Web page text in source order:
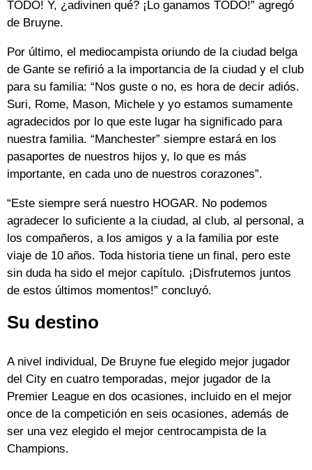
TODO! Y, ¿adivinen qué? ¡Lo ganamos TODO!” agregó
de Bruyne.
Por último, el mediocampista oriundo de la ciudad belga
de Gante se refirió a la importancia de la ciudad y el club
para su familia: “Nos guste o no, es hora de decir adiós.
Suri, Rome, Mason, Michele y yo estamos sumamente
agradecidos por lo que este lugar ha significado para
nuestra familia. “Manchester” siempre estará en los
pasaportes de nuestros hijos y, lo que es más
importante, en cada uno de nuestros corazones”.
“Este siempre será nuestro HOGAR. No podemos
agradecer lo suficiente a la ciudad, al club, al personal, a
los compañeros, a los amigos y a la familia por este
viaje de 10 años. Toda historia tiene un final, pero este
sin duda ha sido el mejor capítulo. ¡Disfrutemos juntos
de estos últimos momentos!” concluyó.
Su destino
A nivel individual, De Bruyne fue elegido mejor jugador
del City en cuatro temporadas, mejor jugador de la
Premier League en dos ocasiones, incluido en el mejor
once de la competición en seis ocasiones, además de
ser una vez elegido el mejor centrocampista de la
Champions.